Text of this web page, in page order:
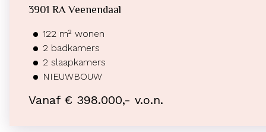
3901 RA Veenendaal
122 m² wonen
2 badkamers
2 slaapkamers
NIEUWBOUW
Vanaf € 398.000,- v.o.n.